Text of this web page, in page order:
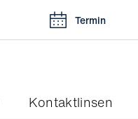
Termin
Kontaktlinsen